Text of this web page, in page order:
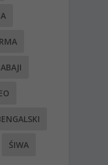
ŚIWA